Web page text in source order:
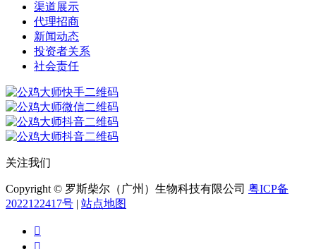
渠道展示
代理招商
新闻动态
投资者关系
社会责任
关注我们
Copyright © 罗斯柴尔（广州）生物科技有限公司 粤ICP备
2022122417号 | 站点地图
